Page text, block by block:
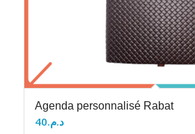
Agenda personnalisé Rabat
د.م.40